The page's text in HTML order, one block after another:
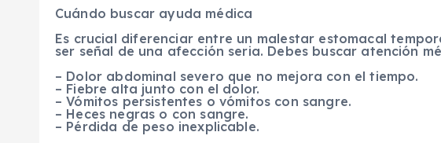
Cuándo buscar ayuda médica
Es crucial diferenciar entre un malestar estomacal
ser señal de una afección seria. Debes buscar atención
– Dolor abdominal severo que no mejora con el tiempo.
– Fiebre alta junto con el dolor.
– Vómitos persistentes o vómitos con sangre.
– Heces negras o con sangre.
– Pérdida de peso inexplicable.